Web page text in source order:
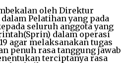
oleh Direktur
Pelatihan yang pada
seluruh anggota yang
dalam operasi
agar melaksanakan tugas
penuh rasa tanggung jawab
terciptanya rasa